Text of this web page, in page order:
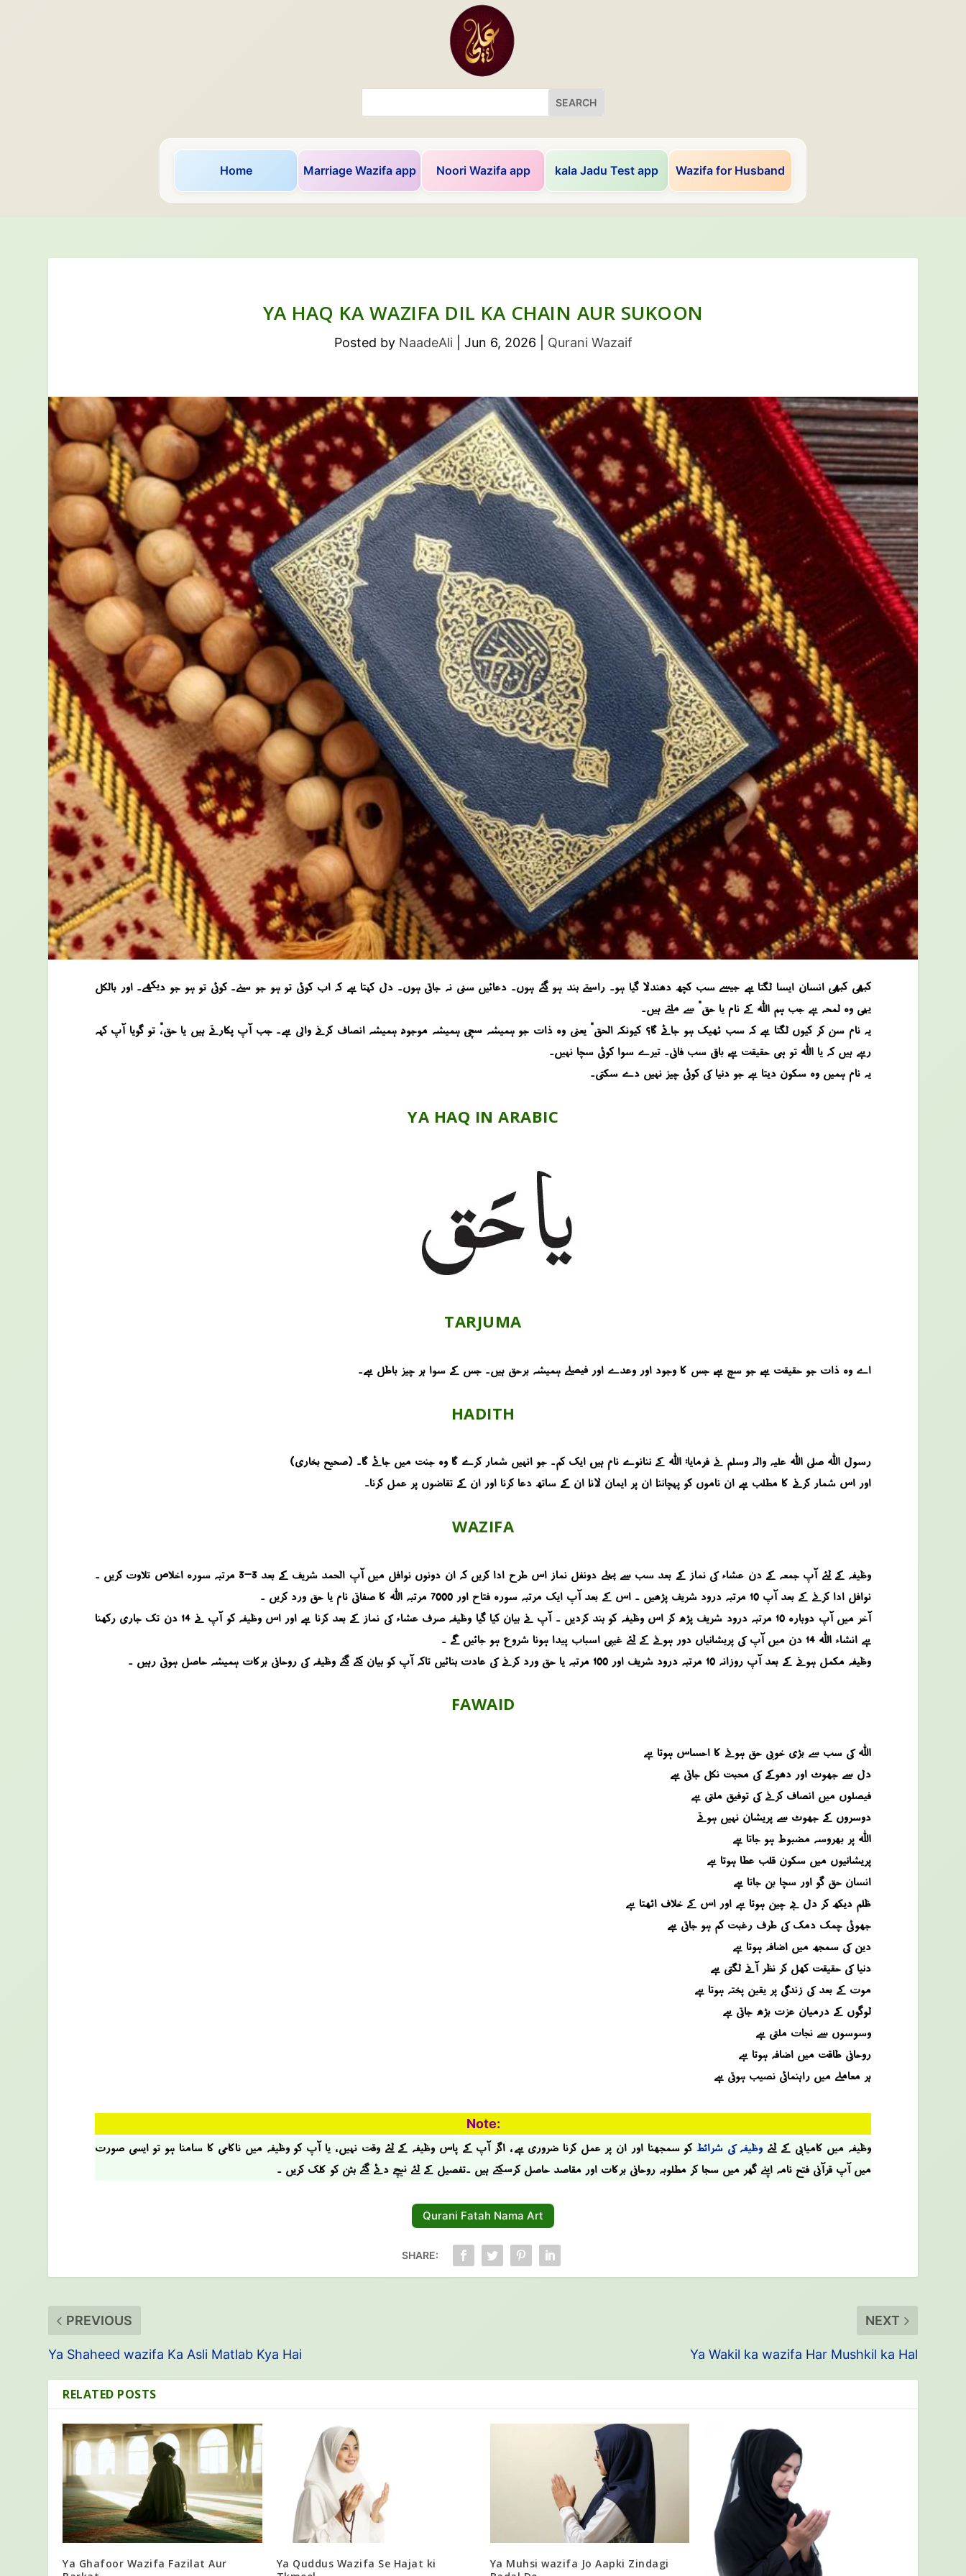
Home Marriage Wazifa app Noori Wazifa app kala Jadu Test app Wazifa for Husband
YA HAQ KA WAZIFA DIL KA CHAIN AUR SUKOON
Posted by NaadeAli Jun 6, 2026 Qurani Wazaif
کبھی کبھی انسان ایسا لگتا ہے جیسے سب کچھ دھندلا گیا ہو۔ راستے بند ہو گئے ہوں۔ دعائیں سنی نہ جاتی ہوں۔ دل کہتا ہے کہ اب کوئی تو ہو جو سنے۔ کوئی تو ہو جو دیکھے۔ اور بالکل
یہی وہ لمحہ ہے جب ہم اللہ کے نام “یا حق” سے ملتے ہیں۔
یہ نام سن کر کیوں لگتا ہے کہ سب ٹھیک ہو جائے گا؟ کیونکہ “الحق” یعنی وہ ذات جو ہمیشہ سچی، ہمیشہ موجود، ہمیشہ انصاف کرنے والی ہے۔ جب آپ پکارتے ہیں “یا حق”، تو گویا آپ کہہ
رہے ہیں کہ یا اللہ تو ہی حقیقت ہے، باقی سب فانی۔ تیرے سوا کوئی سچا نہیں۔
یہ نام ہمیں وہ سکون دیتا ہے جو دنیا کی کوئی چیز نہیں دے سکتی۔
YA HAQ IN ARABIC
TARJUMA
اے وہ ذات جو حقیقت ہے، جو سچ ہے، جس کا وجود اور وعدے اور فیصلے ہمیشہ برحق ہیں۔ جس کے سوا ہر چیز باطل ہے۔
HADITH
رسول اللہ صلی اللہ علیہ والہ وسلم نے فرمایا: اللہ کے ننانوے نام ہیں، ایک کم۔ جو انہیں شمار کرے گا وہ جنت میں جائے گا۔ (صحیح بخاری)
اور اس شمار کرنے کا مطلب ہے ان ناموں کو پہچاننا، ان پر ایمان لانا، ان کے ساتھ دعا کرنا اور ان کے تقاضوں پر عمل کرنا۔
WAZIFA
وظیفہ کے لئے آپ جمعہ کے دن عشاء کی نماز کے بعد سب سے پہلے دونفل نماز اس طرح ادا کریں کہ ان دونوں نوافل میں آپ الحمد شریف کے بعد 3-3 مرتبہ سورہ اخلاص تلاوت کریں ۔
نوافل ادا کرنے کے بعد آپ 10 مرتبہ درود شریف پڑھیں ۔ اس کے بعد آپ ایک مرتبہ سورہ فتاح اور 7000 مرتبہ اللہ کا صفاتی نام یا حق ورد کریں ۔
آخر میں آپ دوبارہ 10 مرتبہ درود شریف پڑھ کر اس وظیفہ کو بند کردیں ۔ آپ نے بیان کیا گیا وظیفہ صرف عشاء کی نماز کے بعد کرنا ہے اور اس وظیفہ کو آپ نے 14 دن تک جاری رکھنا
ہے انشاء اللہ 14 دن میں آپ کی پریشانیاں دور ہونے کے لئے غیبی اسباب پیدا ہونا شروع ہو جائیں گے ۔
وظیفہ مکمل ہونے کے بعد آپ روزانہ 10 مرتبہ درود شریف اور 100 مرتبہ یا حق ورد کرنے کی عادت بنائیں تاکہ آپ کو بیان کئے گئے وظیفہ کی روحانی برکات ہمیشہ حاصل ہوتی رہیں ۔
FAWAID
اللہ کی سب سے بڑی خوبی حق ہونے کا احساس ہوتا ہے
دل سے جھوٹ اور دھوکے کی محبت نکل جاتی ہے
فیصلوں میں انصاف کرنے کی توفیق ملتی ہے
دوسروں کے جھوٹ سے پریشان نہیں ہوتے
اللہ پر بھروسہ مضبوط ہو جاتا ہے
پریشانیوں میں سکون قلب عطا ہوتا ہے
انسان حق گو اور سچا بن جاتا ہے
ظلم دیکھ کر دل بے چین ہوتا ہے اور اس کے خلاف اٹھتا ہے
جھوٹی چمک دمک کی طرف رغبت کم ہو جاتی ہے
دین کی سمجھ میں اضافہ ہوتا ہے
دنیا کی حقیقت کھل کر نظر آنے لگتی ہے
موت کے بعد کی زندگی پر یقین پختہ ہوتا ہے
لوگوں کے درمیان عزت بڑھ جاتی ہے
وسوسوں سے نجات ملتی ہے
روحانی طاقت میں اضافہ ہوتا ہے
ہر معاملے میں راہنمائی نصیب ہوتی ہے
Note:
وظیفہ میں کامیابی کے لئے وظیفہ کی شرائط کو سمجھنا اور ان پر عمل کرنا ضروری ہے ، اگر آپ کے پاس وظیفہ کے لئے وقت نہیں ، یا آپ کو وظیفہ میں ناکامی کا سامنا ہو تو ایسی صؤرت
میں آپ قرآنی فتح نامہ اپنے گھر میں سجا کر مطلوبہ روحانی برکات اور مقاصد حاصل کرسکتے ہیں ۔تفصیل کے لئے نیچے دئے گئے بٹن کو کلک کریں ۔
Qurani Fatah Nama Art
SHARE:
PREVIOUS
Ya Shaheed wazifa Ka Asli Matlab Kya Hai
NEXT
Ya Wakil ka wazifa Har Mushkil ka Hal
RELATED POSTS
Ya Ghafoor Wazifa Fazilat Aur
Ya Quddus Wazifa Se Hajat ki
Ya Muhsi wazifa Jo Aapki Zindagi